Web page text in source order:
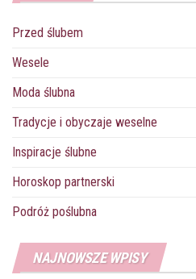
Przed ślubem
Wesele
Moda ślubna
Tradycje i obyczaje weselne
Inspiracje ślubne
Horoskop partnerski
Podróż poślubna
NAJNOWSZE WPISY